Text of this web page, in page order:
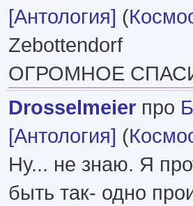
[Антология] (
Zebottendorf
ОГРОМНОЕ
Drosselmeier про
[Антология] (
Ну... не знаю. Я
быть так- одно